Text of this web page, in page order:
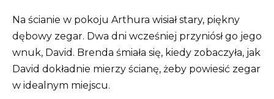
Na ścianie w pokoju Arthura wisiał stary, piękny
dębowy zegar. Dwa dni wcześniej przyniósł go jego
wnuk, David. Brenda śmiała się, kiedy zobaczyła, jak
David dokładnie mierzy ścianę, żeby powiesić zegar
w idealnym miejscu.